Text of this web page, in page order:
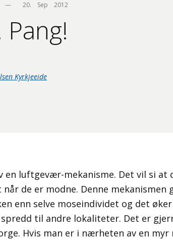
— 20.    Sep    2012
Pang!
Kyrkjeeide
en luftgevær-mekanisme. Det vil si at
de er modne. Denne mekanismen
enn selve moseindividet og det øker
til andre lokaliteter. Det er
Hvis man er i nærheten av en myr